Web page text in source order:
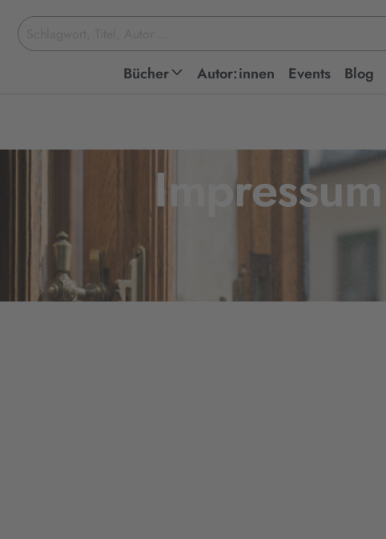
Suchbegriff
eingeben
Bücher Autor:innen Events Blog
Impressum